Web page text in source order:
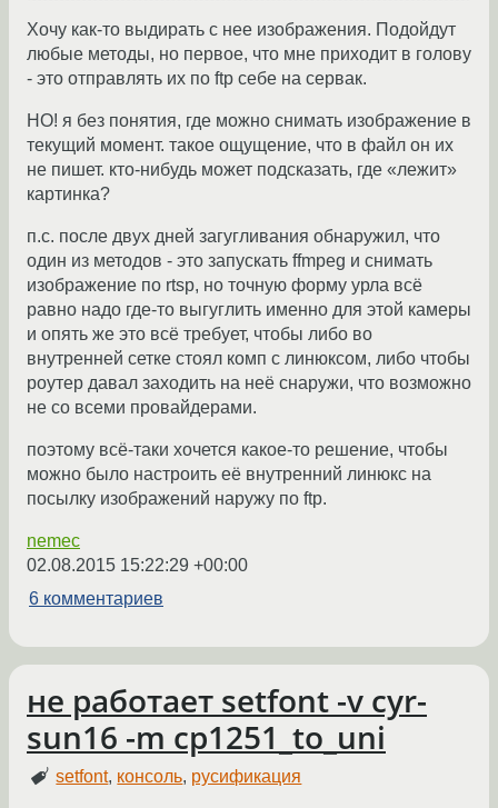
Хочу как-то выдирать с нее изображения. Подойдут
любые методы, но первое, что мне приходит в голову
- это отправлять их по ftp себе на сервак.
НО! я без понятия, где можно снимать изображение в
текущий момент. такое ощущение, что в файл он их
не пишет. кто-нибудь может подсказать, где «лежит»
картинка?
п.с. после двух дней загугливания обнаружил, что
один из методов - это запускать ffmpeg и снимать
изображение по rtsp, но точную форму урла всё
равно надо где-то выгуглить именно для этой камеры
и опять же это всё требует, чтобы либо во
внутренней сетке стоял комп с линюксом, либо чтобы
роутер давал заходить на неё снаружи, что возможно
не со всеми провайдерами.
поэтому всё-таки хочется какое-то решение, чтобы
можно было настроить её внутренний линюкс на
посылку изображений наружу по ftp.
nemec
02.08.2015 15:22:29 +00:00
6 комментариев
не работает setfont -v cyr-
sun16 -m cp1251_to_uni
setfont, консоль, русификация